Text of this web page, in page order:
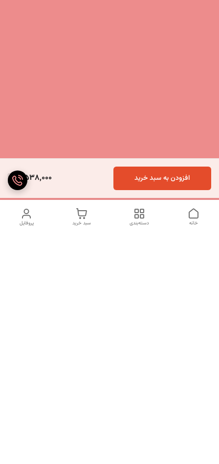
5,538,000 افزودن به سبد خرید
پروفایل سبد خرید دسته‌بندی خانه